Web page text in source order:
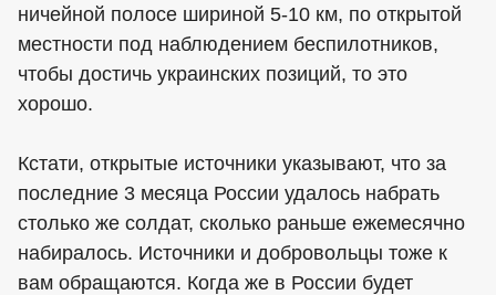
ничейной полосе шириной 5-10 км, по открытой
местности под наблюдением беспилотников,
чтобы достичь украинских позиций, то это
хорошо.
Кстати, открытые источники указывают, что за
последние 3 месяца России удалось набрать
столько же солдат, сколько раньше ежемесячно
набиралось. Источники и добровольцы тоже к
вам обращаются. Когда же в России будет